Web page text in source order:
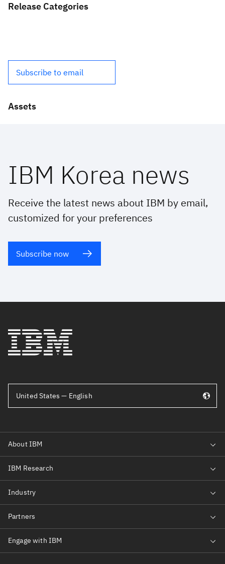
Release Categories
Subscribe to email
Assets
IBM Korea news
Receive the latest news about IBM by email,
customized for your preferences
Subscribe now
United States — English